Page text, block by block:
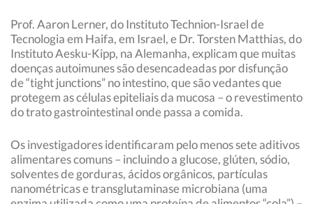
Prof. Aaron Lerner, do Instituto Technion-Israel de
Tecnologia em Haifa, em Israel, e Dr. Torsten Matthias, do
Instituto Aesku-Kipp, na Alemanha, explicam que muitas
doenças autoimunes são desencadeadas por disfunção
de “tight junctions” no intestino, que são vedantes que
protegem as células epiteliais da mucosa – o revestimento
do trato gastrointestinal onde passa a comida.
Os investigadores identificaram pelo menos sete aditivos
alimentares comuns – incluindo a glucose, glúten, sódio,
solventes de gorduras, ácidos orgânicos, partículas
nanométricas e transglutaminase microbiana (uma